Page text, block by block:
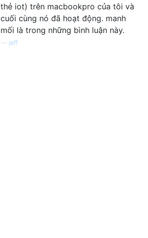
thẻ iot) trên macbookpro của tôi và
cuối cùng nó đã hoạt động. manh
mối là trong những bình luận này.
jeff